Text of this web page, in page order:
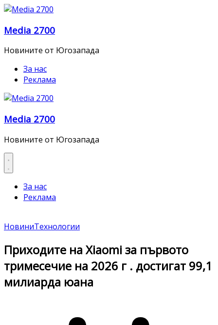
Skip
content
Media 2700
Новините от Югозапада
За нас
Реклама
Media 2700
Новините от Югозапада
За нас
Реклама
НовиниТехнологии
Приходите на Xiaomi за първото
тримесечие на 2026 г . достигат 99,1
милиарда юана